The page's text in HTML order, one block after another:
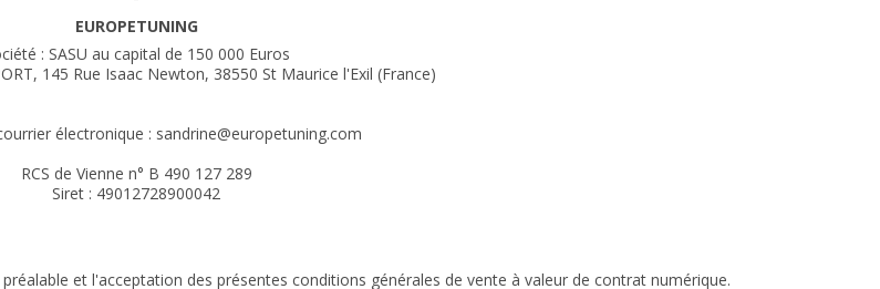
EUROPETUNING
: SASU au capital de 150 000 Euros
145 Rue Isaac Newton, 38550 St Maurice l'Exil (France)
électronique : sandrine@europetuning.com
RCS de Vienne n° B 490 127 289
Siret : 49012728900042
et l'acceptation des présentes conditions générales de vente à valeur de contrat numérique.